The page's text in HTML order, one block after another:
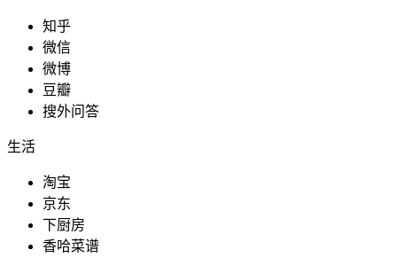
知乎
微信
微博
豆瓣
搜外问答
生活
淘宝
京东
下厨房
香哈菜谱